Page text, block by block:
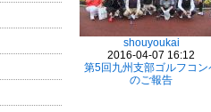
shouyoukai
2016-04-07 16:12
第5回九州支部ゴルフコン
のご報告